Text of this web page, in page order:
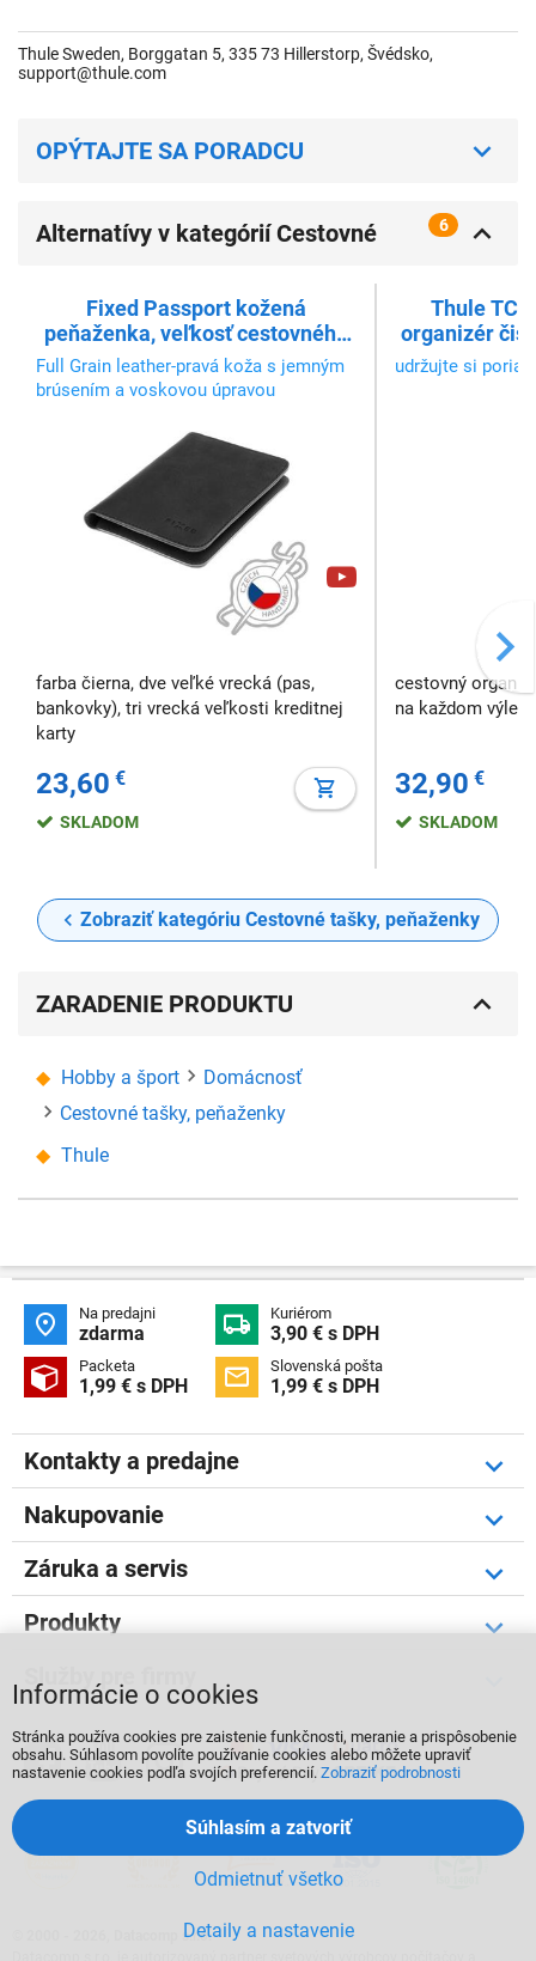
Thule Sweden, Borggatan 5, 335 73 Hillerstorp, Švédsko,
support@thule.com
OPÝTAJTE SA PORADCU
Alternatívy v kategórií Cestovné
6
Fixed Passport kožená
peňaženka, veľkosť cestovného
pasu, čierna
Full Grain leather-pravá koža s jemným
brúsením a voskovou úpravou
farba čierna, dve veľké vrecká (pas,
bankovky), tri vrecká veľkosti kreditnej
karty
23,60 €
SKLADOM
Thule
organizér
udržujte si
cestovný
na každom
32,90 €
SKLADOM
Zobraziť kategóriu Cestovné tašky, peňaženky
ZARADENIE PRODUKTU
Hobby a šport
Domácnosť
Cestovné tašky, peňaženky
Thule
 Na predajni
zdarma  Kuriérom
3,90 € s DPH
 Packeta
1,99 € s DPH  Slovenská pošta
1,99 € s DPH
Kontakty a predajne
Nakupovanie
Záruka a servis
Produkty
Služby pre firmy
  
2000 - 2026, Datacomp s.r.o.
Informácie o cookies
Stránka používa cookies pre zaistenie funkčnosti, meranie a prispôsobenie
obsahu. Súhlasom povolíte používanie cookies alebo môžete upraviť
nastavenie cookies podľa svojích preferencií. Zobraziť podrobnosti
Detaily a nastavenie
Odmietnuť všetko
Súhlasím a zatvoriť